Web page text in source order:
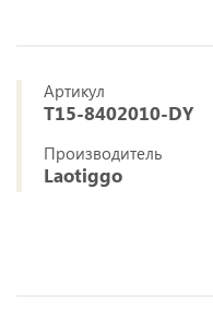
Артикул
T15-8402010-DY
Производитель
Laotiggo